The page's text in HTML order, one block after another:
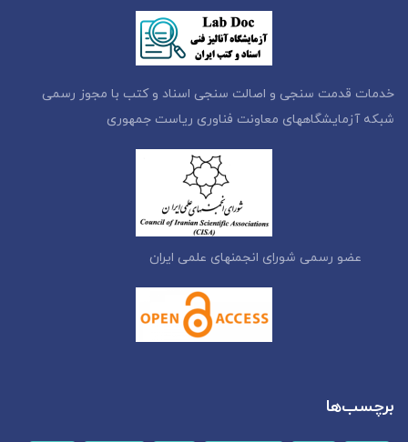
خدمات قدمت سنجی و اصالت سنجی اسناد و کتب با مجوز رسمی
شبکه آزمایشگاههای معاونت فناوری ریاست جمهوری
عضو رسمی شورای انجمنهای علمی ایران
برچسب‌ها